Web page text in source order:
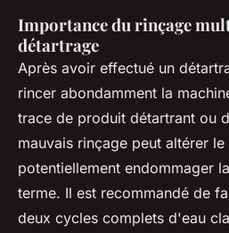
Importance du rinçage
détartrage
Après avoir effectué un
rincer abondamment la
trace de produit détartrant ou
mauvais rinçage peut altérer
potentiellement endommager
terme. Il est recommandé de
deux cycles complets d'eau